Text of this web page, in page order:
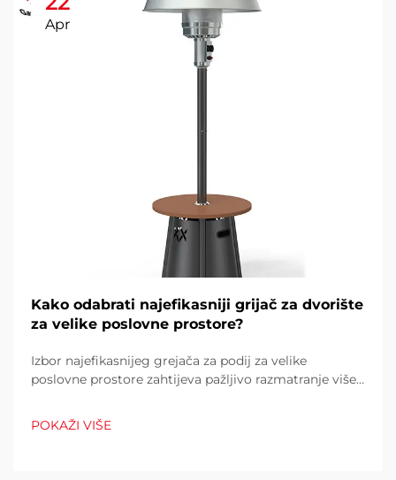
Apr
Kako odabrati najefikasniji grijač za dvorište
za velike poslovne prostore?
Izbor najefikasnijeg grejača za podij za velike
poslovne prostore zahtijeva pažljivo razmatranje više
udobnost kupaca i potrošnju energije. Pogrešan izbor
može rezultirati neadekvatnom toplinom...
POKAŽI VIŠE